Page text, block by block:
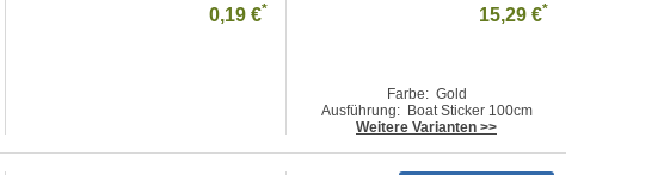
0,19 €* 15,29 €*
Farbe: Gold
Ausführung: Boat Sticker 100cm
Weitere Varianten >>